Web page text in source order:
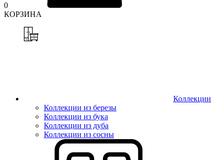
0
КОРЗИНА
Коллекции
Коллекции из березы
Коллекции из бука
Коллекции из дуба
Коллекции из сосны